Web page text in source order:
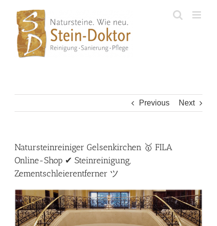
content
Previous Next
Natursteinreiniger Gelsenkirchen 🥇 FILA
Online-Shop ✔ Steinreinigung,
Zementschleierentferner ツ